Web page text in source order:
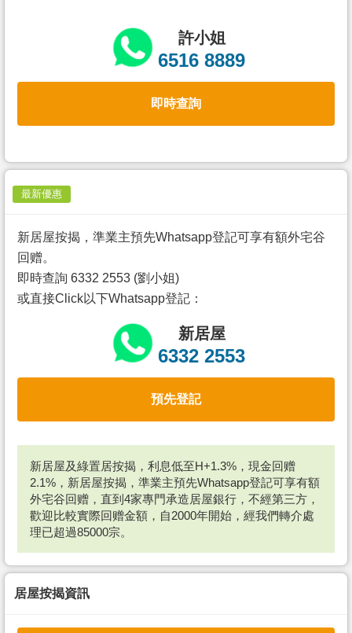
許小姐
6516 8889
即時查詢
最新優惠
新居屋按揭，準業主預先Whatsapp登記可享有額外宅谷
回赠。
即時查詢 6332 2553 (劉小姐)
或直接Click以下Whatsapp登記：
新居屋
6332 2553
預先登記
新居屋及綠置居按揭，利息低至H+1.3%，現金回赠
2.1%，新居屋按揭，準業主預先Whatsapp登記可享有額
外宅谷回赠，直到4家專門承造居屋銀行，不經第三方，
歡迎比較實際回赠金額，自2000年開始，經我們轉介處
理已超過85000宗。
居屋按揭資訊